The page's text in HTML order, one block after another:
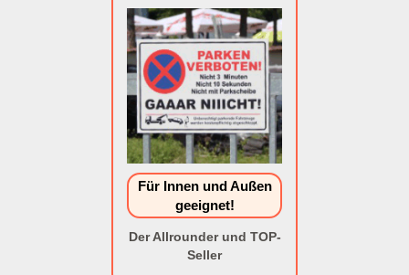
Für Innen und Außen
geeignet!
Der Allrounder und TOP-
Seller